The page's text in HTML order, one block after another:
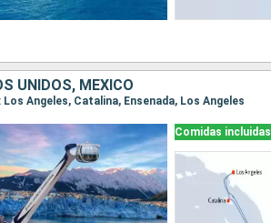
UNIDOS, MÉXICO
Los Angeles, Catalina, Ensenada, Los Angeles
Comidas incluidas